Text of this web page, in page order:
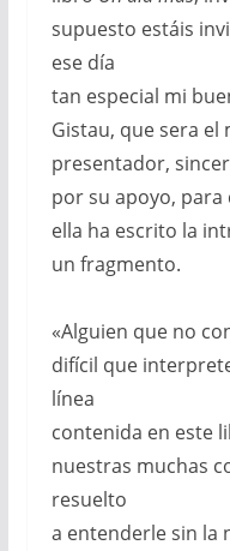
supuesto estáis
ese día
tan especial mi
Gistau, que sera
presentador,
por su apoyo, para
ella ha escrito la
un fragmento.
«Alguien que no
difícil que
línea
contenida en este
nuestras muchas
resuelto
a entenderle sin la